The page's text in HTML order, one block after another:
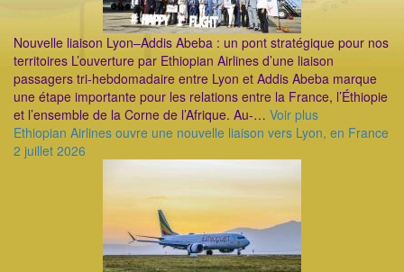
Nouvelle liaison Lyon–Addis Abeba : un pont stratégique pour nos
territoires L’ouverture par Ethiopian Airlines d’une liaison
passagers tri-hebdomadaire entre Lyon et Addis Abeba marque
une étape importante pour les relations entre la France, l’Éthiopie
et l’ensemble de la Corne de l’Afrique. Au-… Voir plus
Ethiopian Airlines ouvre une nouvelle liaison vers Lyon, en France
2 juillet 2026